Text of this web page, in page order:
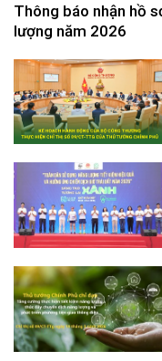
Thông báo nhận hồ
lượng năm 2026